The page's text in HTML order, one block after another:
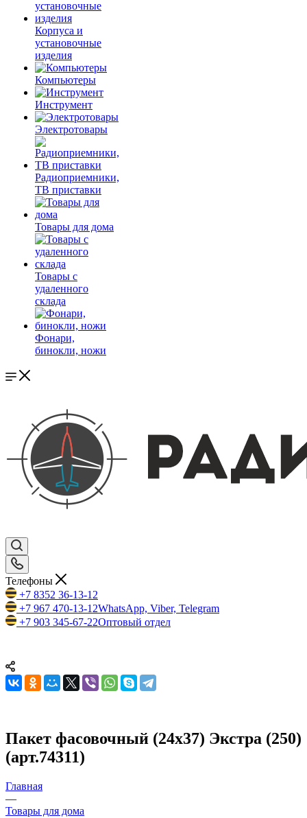
Корпуса и
установочные
изделия
Компьютеры
Инструмент
Электротовары
Радиоприемники,
ТВ приставки
Товары для дома
Товары с
удаленного
склада
Фонари,
бинокли, ножи
Телефоны
+7 8352 36-13-12
+7 967 470-13-12WhatsApp, Viber, Telegram
+7 903 345-67-22Оптовый отдел
Пакет фасовочный (24х37) Экстра (250)
(арт.74311)
Главная
—
Товары для дома